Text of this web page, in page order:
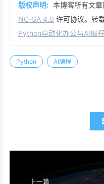
版权声明: 本博客所有文
NC-SA 4.0 许可协议。转
Python自动化办公与AI编程
Python AI编程
上一篇